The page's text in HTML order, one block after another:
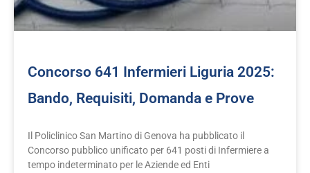
Concorso 641 Infermieri Liguria 2025:
Bando, Requisiti, Domanda e Prove
Il Policlinico San Martino di Genova ha pubblicato il
Concorso pubblico unificato per 641 posti di Infermiere a
tempo indeterminato per le Aziende ed Enti